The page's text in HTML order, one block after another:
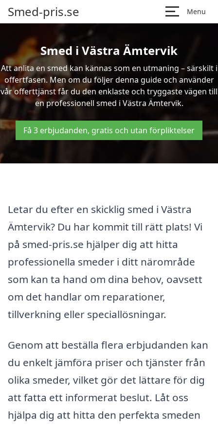
Smed-pris.se Menu
Smed i Västra Ämtervik
Att anlita en smed kan kännas som en utmaning – särskilt i
offertfasen. Men om du följer denna guide och använder
vår offerttjänst får du den enklaste och tryggaste vägen till
en professionell smed i Västra Ämtervik.
Få 3 erbjudanden, gratis och utan förpliktelser
Letar du efter en skicklig smed i Västra
Ämtervik? Du har kommit till rätt plats! Vi
på smed-pris.se hjälper dig att hitta
professionella smeder i ditt närområde
som kan ta hand om dina behov, oavsett
om det handlar om reparationer,
tillverkning eller speciallösningar.
Genom att beställa flera erbjudanden kan
du enkelt jämföra priser och tjänster från
olika smeder, vilket gör det lättare för dig
att fatta ett informerat beslut. Låt oss
hjälpa dig att hitta den perfekta smeden